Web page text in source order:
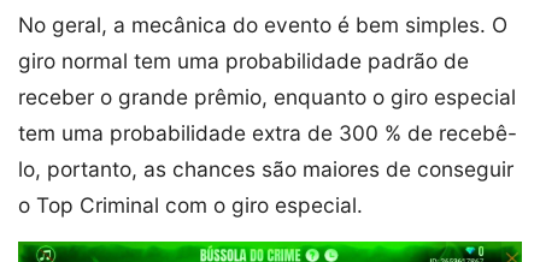
No geral, a mecânica do evento é bem simples. O
giro normal tem uma probabilidade padrão de
receber o grande prêmio, enquanto o giro especial
tem uma probabilidade extra de 300 % de recebê-
lo, portanto, as chances são maiores de conseguir
o Top Criminal com o giro especial.